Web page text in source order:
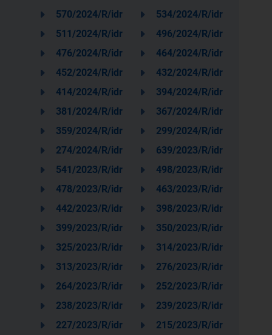
570/2024/R/idr
534/2024/R/idr
511/2024/R/idr
496/2024/R/idr
476/2024/R/idr
464/2024/R/idr
452/2024/R/idr
432/2024/R/idr
414/2024/R/idr
394/2024/R/idr
381/2024/R/idr
367/2024/R/idr
359/2024/R/idr
299/2024/R/idr
274/2024/R/idr
639/2023/R/idr
541/2023/R/idr
498/2023/R/idr
478/2023/R/idr
463/2023/R/idr
442/2023/R/idr
398/2023/R/idr
399/2023/R/idr
350/2023/R/idr
325/2023/R/idr
314/2023/R/idr
313/2023/R/idr
276/2023/R/idr
264/2023/R/idr
252/2023/R/idr
238/2023/R/idr
239/2023/R/idr
227/2023/R/idr
215/2023/R/idr